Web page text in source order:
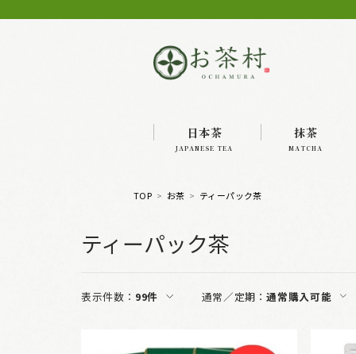
日本茶
JAPANESE TEA
抹茶
MATCHA
TOP お茶 ティーパック茶
ティーパック茶
表示件数： 99件 通常／定期：通常購入可能